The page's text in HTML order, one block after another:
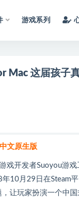
游戏系列
Mac 这届孩子
文原生版
戏开发者Suoyou游
10月29日在Steam
让玩家扮演一个中